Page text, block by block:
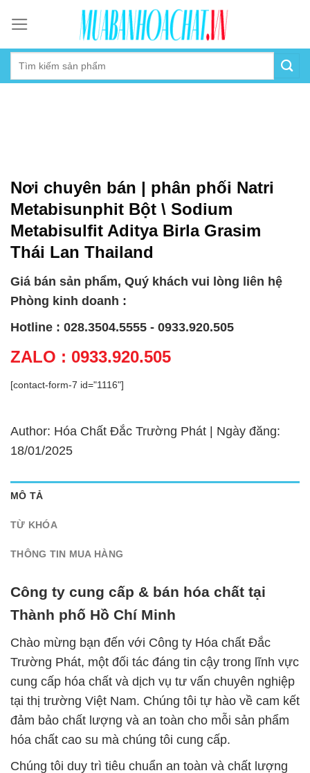
content
Nơi chuyên bán | phân phối Natri
Metabisunphit Bột \ Sodium
Metabisulfit Aditya Birla Grasim
Thái Lan Thailand
Giá bán sản phẩm, Quý khách vui lòng liên hệ
Phòng kinh doanh :
Hotline : 028.3504.5555 - 0933.920.505
ZALO : 0933.920.505
[contact-form-7 id="1116"]
Author: Hóa Chất Đắc Trường Phát | Ngày đăng:
18/01/2025
MÔ TẢ
TỪ KHÓA
THÔNG TIN MUA HÀNG
Công ty cung cấp & bán hóa chất tại
Thành phố Hồ Chí Minh
Chào mừng bạn đến với Công ty Hóa chất Đắc
Trường Phát, một đối tác đáng tin cậy trong lĩnh vực
cung cấp hóa chất và dịch vụ tư vấn chuyên nghiệp
tại thị trường Việt Nam. Chúng tôi tự hào về cam kết
đảm bảo chất lượng và an toàn cho mỗi sản phẩm
hóa chất cao su mà chúng tôi cung cấp.
Chúng tôi duy trì tiêu chuẩn an toàn và chất lượng